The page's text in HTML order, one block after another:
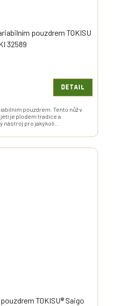
pouzdrem TOKISU
32589
DETAIL
pouzdrem. Tento nůž v
je plodem tradice a
pro jakýkoli...
TOKISU® Saigo